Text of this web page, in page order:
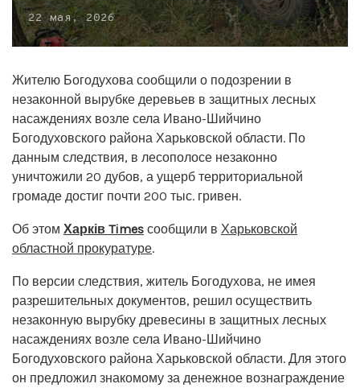
22 мая, 2026
Жителю Богодухова сообщили о подозрении в
незаконной вырубке деревьев в защитных лесных
насаждениях возле села Ивано-Шийчино
Богодуховского района Харьковской области. По
данным следствия, в лесополосе незаконно
уничтожили 20 дубов, а ущерб территориальной
громаде достиг почти 200 тыс. гривен.
Об этом Харків Times сообщили в Харьковской
областной прокуратуре.
По версии следствия, житель Богодухова, не имея
разрешительных документов, решил осуществить
незаконную вырубку древесины в защитных лесных
насаждениях возле села Ивано-Шийчино
Богодуховского района Харьковской области. Для этого
он предложил знакомому за денежное вознаграждение